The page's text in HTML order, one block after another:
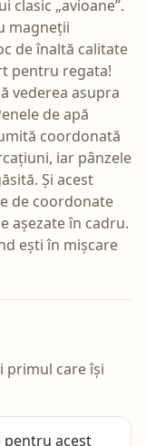
clasic „avioane”.
magneții
de înaltă calitate
pentru regata!
vederea asupra
de apă
coordonată
iar pânzele
Și acest
de coordonate
așezate în cadru.
ești în mișcare
primul care își
pentru acest